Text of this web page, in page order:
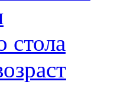
стола